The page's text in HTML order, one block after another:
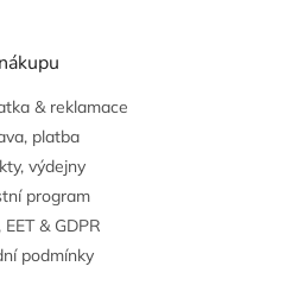
& reklamace
platba
výdejny
program
& GDPR
podmínky